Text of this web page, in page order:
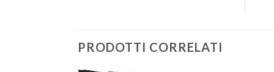
PRODOTTI CORRELATI